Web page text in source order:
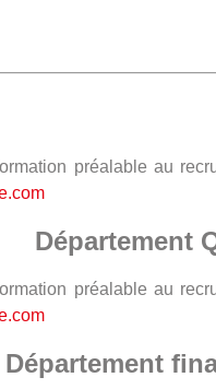
préalable au
Département
préalable au
Département